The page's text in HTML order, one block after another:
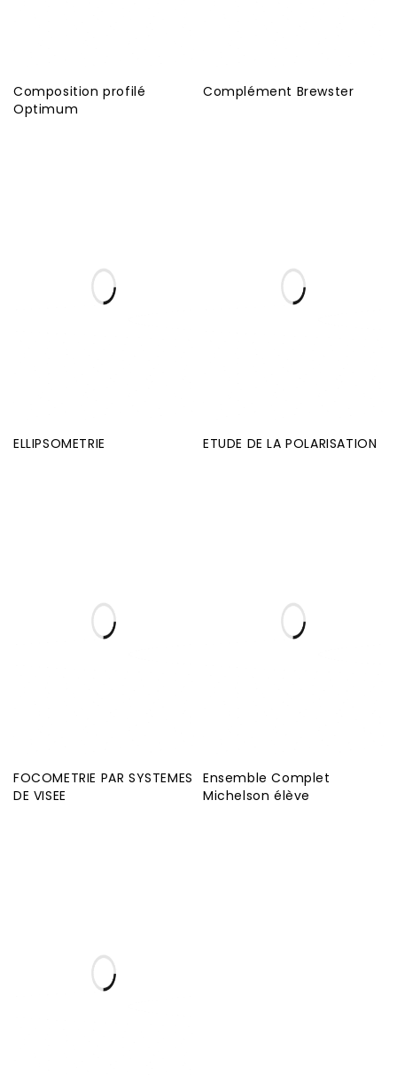
Composition profilé
Optimum
Complément Brewster
ELLIPSOMETRIE ETUDE DE LA POLARISATION
FOCOMETRIE PAR SYSTEMES
DE VISEE
Ensemble Complet
Michelson élève